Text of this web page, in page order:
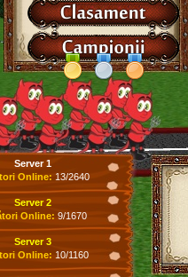
Server 1
Online: 13/2640
Server 2
Online: 9/1670
Server 3
Online: 10/1160